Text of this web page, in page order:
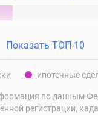
Показать ТОП-10
ипотечные
по данным
регистрации,